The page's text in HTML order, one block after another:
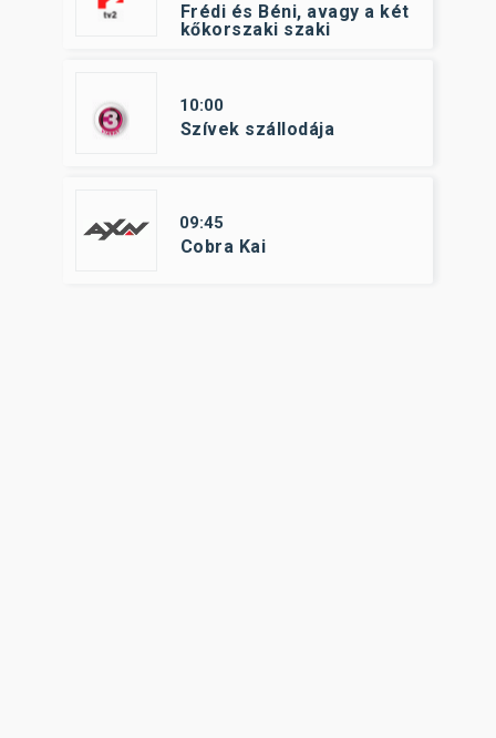
Frédi és Béni, avagy a két
kőkorszaki szaki
10:00
Szívek szállodája
09:45
Cobra Kai